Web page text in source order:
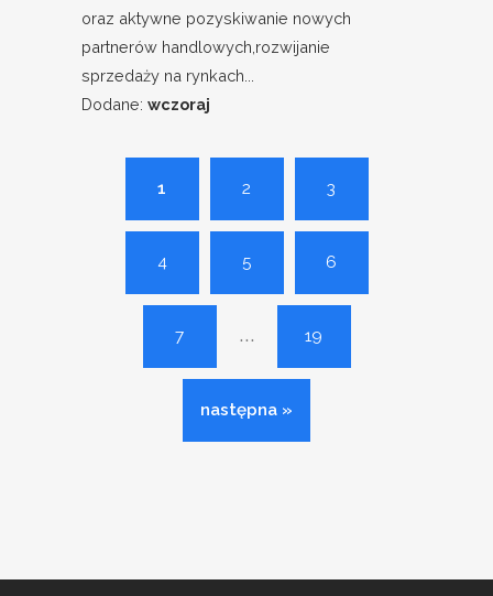
oraz aktywne pozyskiwanie nowych
partnerów handlowych,rozwijanie
sprzedaży na rynkach...
Dodane: wczoraj
1 2 3
4 5 6
7 ... 19
następna »